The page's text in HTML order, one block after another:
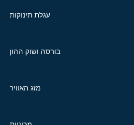
עגלת תינוקות
בורסה ושוק ההון
מזג האוויר